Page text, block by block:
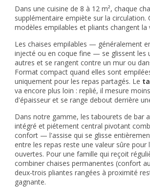
Dans une cuisine de 8 à 12 m², chaque
supplémentaire empiète sur la circulation.
modèles empilables et pliants changent la
Les chaises empilables — généralement
injecté ou en coque fine — se glissent les
autres et se rangent contre un mur ou
Format compact quand elles sont
uniquement pour les repas partagés. Le
va encore plus loin : replié, il mesure
d'épaisseur et se range debout derrière
Dans notre gamme, lestabourets de bar
intégré et piétement central pivotant
confort — l'assise qui se glisse
entre les repas reste une valeur sûre pour
ouvertes. Pour une famille qui reçoit
combiner chaises permanentes (confort
deux-trois pliantes rangées à proximité
gagnante.